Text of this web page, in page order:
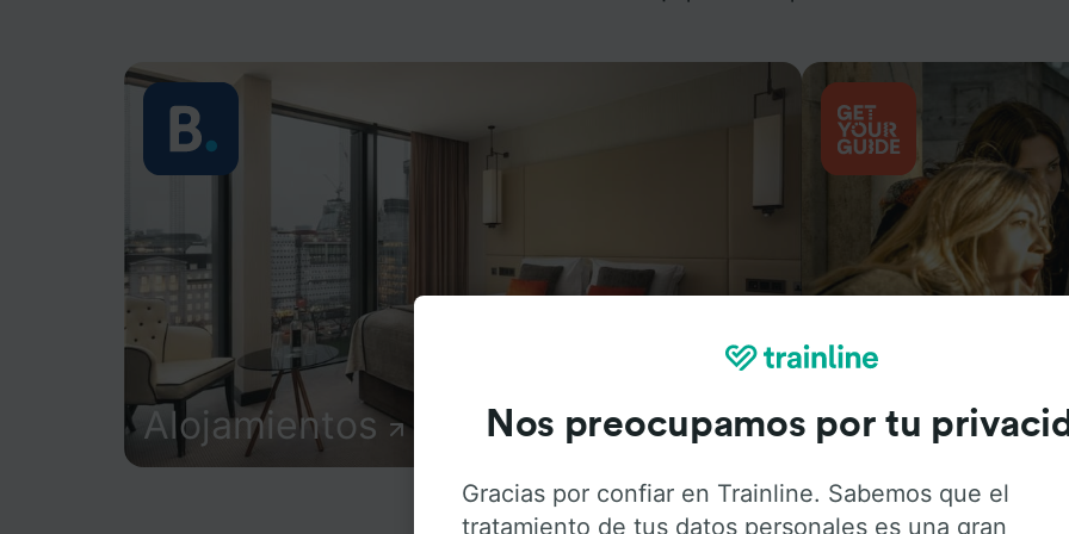
Alojamientos Actividades
Nos preocupamos por tu
Gracias por confiar en Trainline. Sabemos que el
tratamiento de tus datos personales es una gran